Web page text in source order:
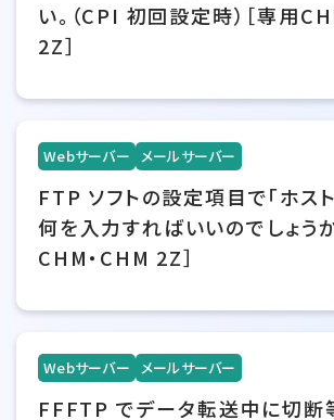
い。（CPI 初回設定時）［専用
2Z］
Webサーバー メールサーバー
FTP ソフトの設定項目で「ホス
何を入力すればいいのでしょう
CHM・CHM 2Z］
Webサーバー メールサーバー
FFFTP でデータ転送中に切断